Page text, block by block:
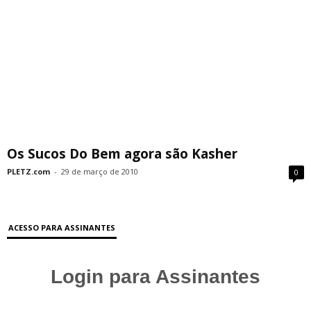
Os Sucos Do Bem agora são Kasher
PLETZ.com - 29 de março de 2010 0
ACESSO PARA ASSINANTES
Login para Assinantes